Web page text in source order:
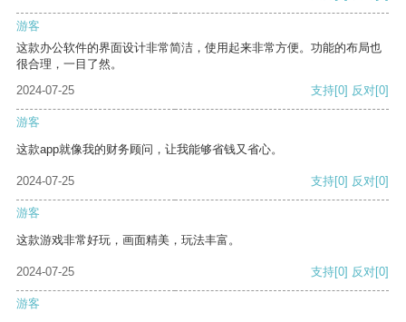
游客
这款办公软件的界面设计非常简洁，使用起来非常方便。功能的布局也
很合理，一目了然。
2024-07-25
支持[0] 反对[0]
游客
这款app就像我的财务顾问，让我能够省钱又省心。
2024-07-25 支持[0] 反对[0]
游客
这款游戏非常好玩，画面精美，玩法丰富。
2024-07-25 支持[0] 反对[0]
游客